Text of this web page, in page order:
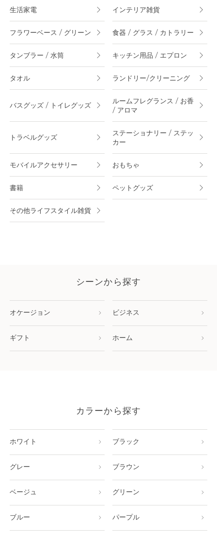
生活家電 インテリア雑貨
フラワーベース / グリーン 食器 / グラス / カトラリー
タンブラー / 水筒 キッチン用品 / エプロン
タオル ランドリー/クリーニング
バスグッズ / トイレグッズ
ルームフレグランス / お香
/ アロマ
トラベルグッズ
ステーショナリー / ステッ
カー
モバイルアクセサリー おもちゃ
書籍 ペットグッズ
その他ライフスタイル雑貨
シーンから探す
オケージョン ビジネス
ギフト ホーム
カラーから探す
ホワイト ブラック
グレー ブラウン
ベージュ グリーン
ブルー パープル